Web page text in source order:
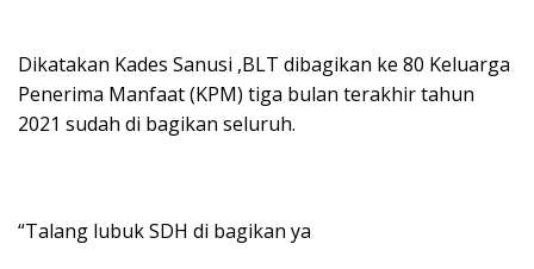
Dikatakan Kades Sanusi ,BLT dibagikan ke 80 Keluarga
Penerima Manfaat (KPM) tiga bulan terakhir tahun
2021 sudah di bagikan seluruh.
“Talang lubuk SDH di bagikan ya